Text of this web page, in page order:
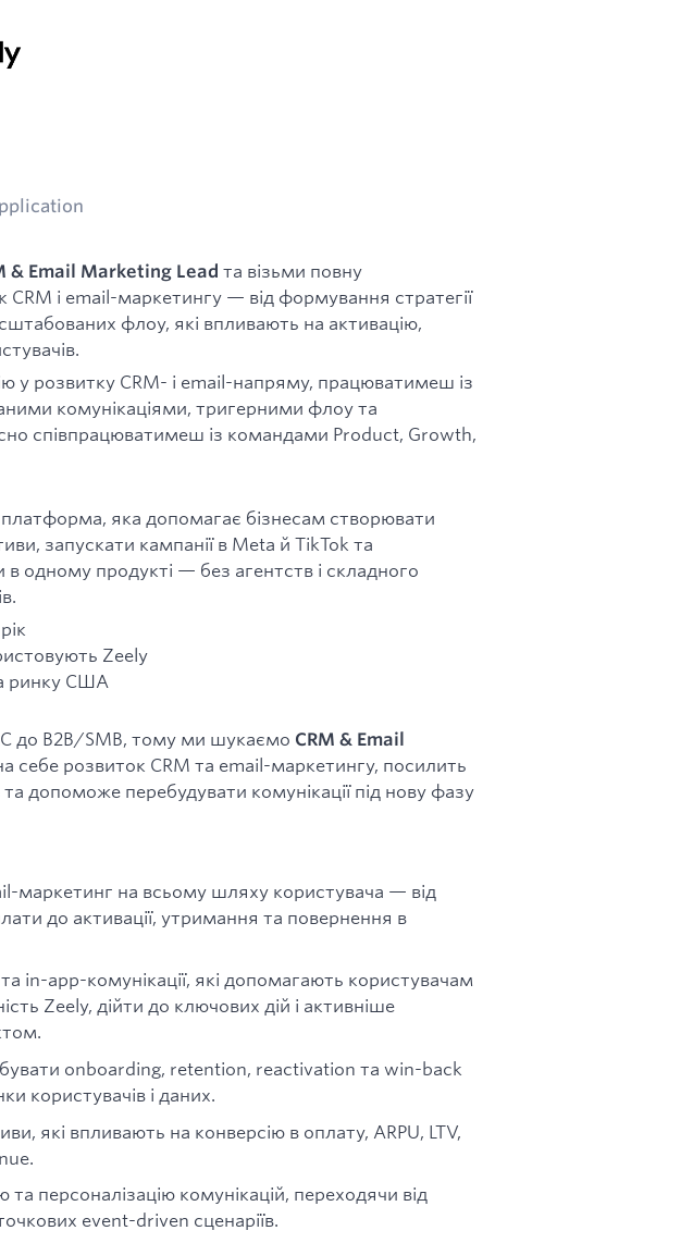
& Email Marketing Lead та візьми повну
CRM і email-маркетингу — від формування стратегії
флоу, які впливають на активацію,
у розвитку CRM- і email-напряму, працюватимеш із
комунікаціями, тригерними флоу та
співпрацюватимеш із командами Product, Growth,
яка допомагає бізнесам створювати
запускати кампанії в Meta й TikTok та
в одному продукті — без агентств і складного
Zeely
ринку США
до B2B/SMB, тому ми шукаємо CRM & Email
себе розвиток CRM та email-маркетингу, посилить
допоможе перебудувати комунікації під нову фазу
маркетинг на всьому шляху користувача — від
до активації, утримання та повернення в
in-app-комунікації, які допомагають користувачам
Zeely, дійти до ключових дій і активніше
onboarding, retention, reactivation та win-back
користувачів і даних.
які впливають на конверсію в оплату, ARPU, LTV,
та персоналізацію комунікацій, переходячи від
event-driven сценаріїв.